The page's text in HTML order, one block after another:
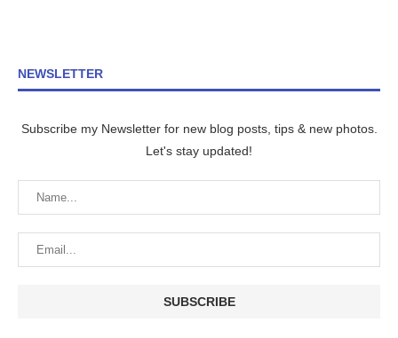
NEWSLETTER
Subscribe my Newsletter for new blog posts, tips & new photos.
Let's stay updated!